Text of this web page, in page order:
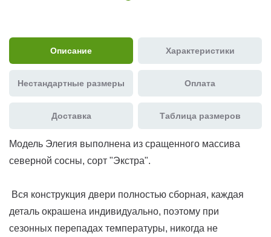
Описание Характеристики
Нестандартные размеры Оплата
Доставка Таблица размеров
Модель Элегия выполнена из сращенного массива
северной сосны, сорт "Экстра".
Вся конструкция двери полностью сборная, каждая
деталь окрашена индивидуально, поэтому при
сезонных перепадах температуры, никогда не